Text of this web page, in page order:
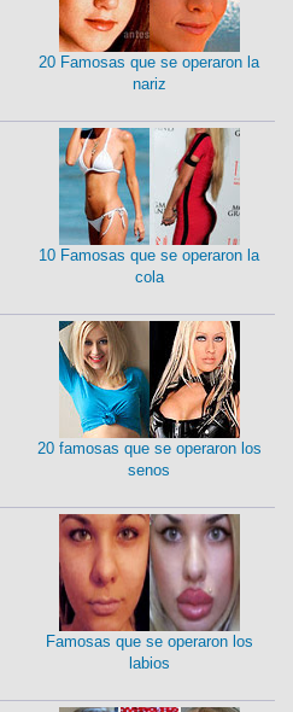
20 Famosas que se operaron la
nariz
10 Famosas que se operaron la
cola
20 famosas que se operaron los
senos
Famosas que se operaron los
labios